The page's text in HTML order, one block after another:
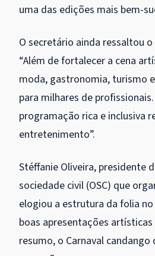
uma das edições mais bem-
O secretário ainda ressaltou
“Além de fortalecer a cena
moda, gastronomia, turismo
para milhares de
programação rica e inclusiva
entretenimento”.
Stéffanie Oliveira, presidente
sociedade civil (OSC) que
elogiou a estrutura da folia
boas apresentações
resumo, o Carnaval